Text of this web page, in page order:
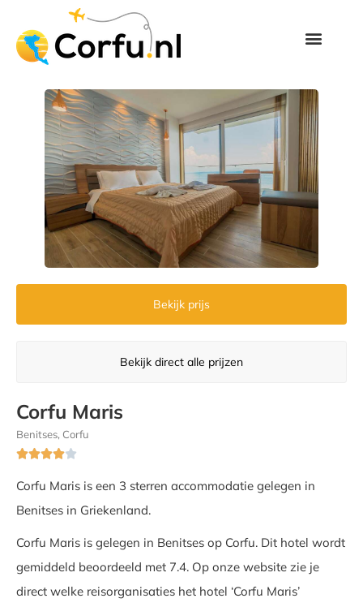
Bekijk prijs
Bekijk direct alle prijzen
Corfu Maris
Benitses, Corfu

Corfu Maris is een 3 sterren accommodatie gelegen in
Benitses in Griekenland.
Corfu Maris is gelegen in Benitses op Corfu. Dit hotel wordt
gemiddeld beoordeeld met 7.4. Op onze website zie je
direct welke reisorganisaties het hotel ‘Corfu Maris’